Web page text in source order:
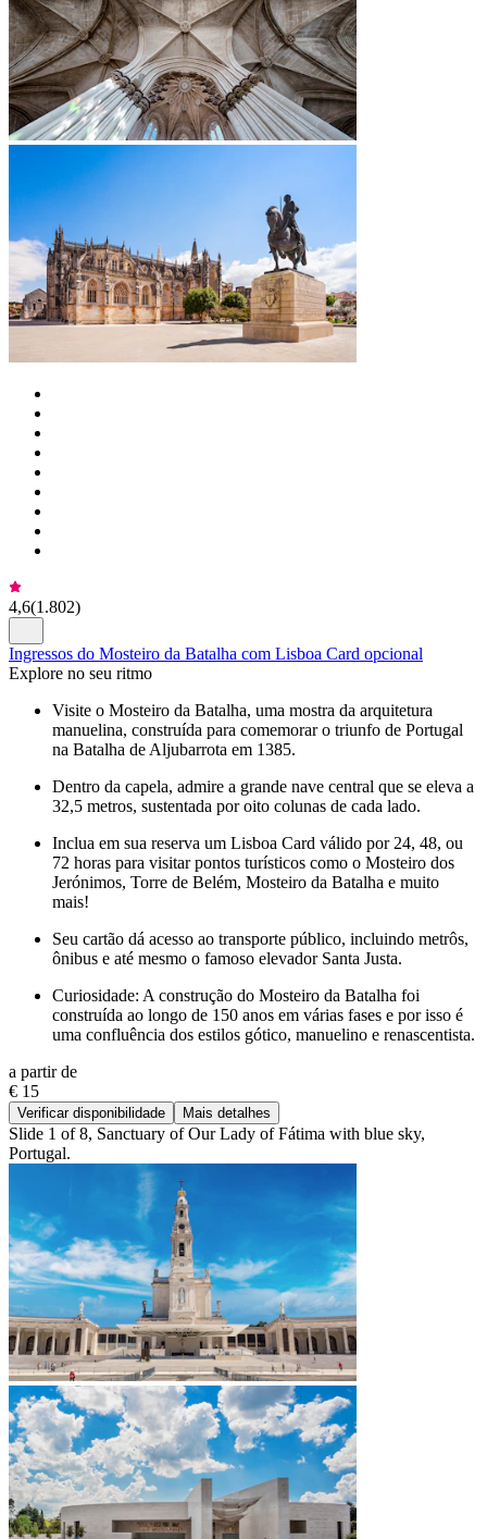
4,6(1.802)
Ingressos do Mosteiro da Batalha com Lisboa Card opcional
Explore no seu ritmo
Visite o Mosteiro da Batalha, uma mostra da arquitetura
manuelina, construída para comemorar o triunfo de Portugal
na Batalha de Aljubarrota em 1385.
Dentro da capela, admire a grande nave central que se eleva a
32,5 metros, sustentada por oito colunas de cada lado.
Inclua em sua reserva um Lisboa Card válido por 24, 48, ou
72 horas para visitar pontos turísticos como o Mosteiro dos
Jerónimos, Torre de Belém, Mosteiro da Batalha e muito
mais!
Seu cartão dá acesso ao transporte público, incluindo metrôs,
ônibus e até mesmo o famoso elevador Santa Justa.
Curiosidade: A construção do Mosteiro da Batalha foi
construída ao longo de 150 anos em várias fases e por isso é
uma confluência dos estilos gótico, manuelino e renascentista.
a partir de
€ 15
Verificar disponibilidade Mais detalhes
Slide 1 of 8, Sanctuary of Our Lady of Fátima with blue sky,
Portugal.